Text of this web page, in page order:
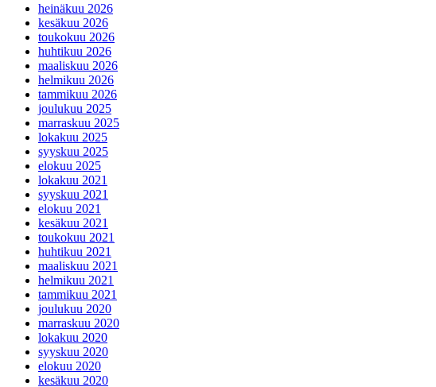
heinäkuu 2026
kesäkuu 2026
toukokuu 2026
huhtikuu 2026
maaliskuu 2026
helmikuu 2026
tammikuu 2026
joulukuu 2025
marraskuu 2025
lokakuu 2025
syyskuu 2025
elokuu 2025
lokakuu 2021
syyskuu 2021
elokuu 2021
kesäkuu 2021
toukokuu 2021
huhtikuu 2021
maaliskuu 2021
helmikuu 2021
tammikuu 2021
joulukuu 2020
marraskuu 2020
lokakuu 2020
syyskuu 2020
elokuu 2020
kesäkuu 2020